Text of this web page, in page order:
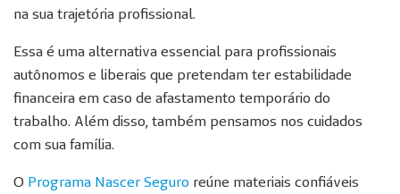
na sua trajetória profissional.
Essa é uma alternativa essencial para profissionais
autônomos e liberais que pretendam ter estabilidade
financeira em caso de afastamento temporário do
trabalho. Além disso, também pensamos nos cuidados
com sua família.
O Programa Nascer Seguro reúne materiais confiáveis